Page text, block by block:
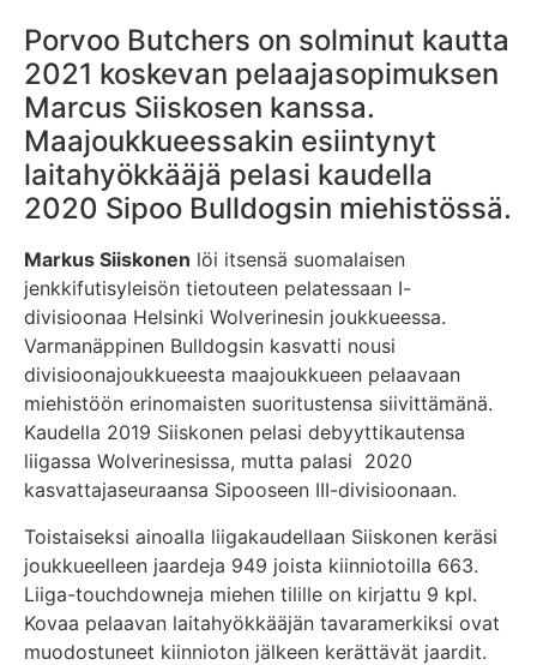
Porvoo Butchers on solminut kautta
2021 koskevan pelaajasopimuksen
Marcus Siiskosen kanssa.
Maajoukkueessakin esiintynyt
laitahyökkääjä pelasi kaudella
2020 Sipoo Bulldogsin miehistössä.
Markus Siiskonen löi itsensä suomalaisen
jenkkifutisyleisön tietouteen pelatessaan I-
divisioonaa Helsinki Wolverinesin joukkueessa.
Varmanäppinen Bulldogsin kasvatti nousi
divisioonajoukkueesta maajoukkueen pelaavaan
miehistöön erinomaisten suoritustensa siivittämänä.
Kaudella 2019 Siiskonen pelasi debyyttikautensa
liigassa Wolverinesissa, mutta palasi 2020
kasvattajaseuraansa Sipooseen III-divisioonaan.
Toistaiseksi ainoalla liigakaudellaan Siiskonen keräsi
joukkueelleen jaardeja 949 joista kiinniotoilla 663.
Liiga-touchdowneja miehen tilille on kirjattu 9 kpl.
Kovaa pelaavan laitahyökkääjän tavaramerkiksi ovat
muodostuneet kiinnioton jälkeen kerättävät jaardit.